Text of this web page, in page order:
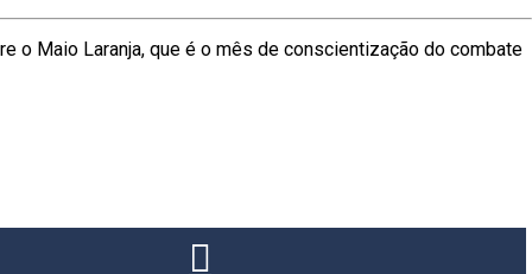
o Maio Laranja, que é o mês de conscientização do combate